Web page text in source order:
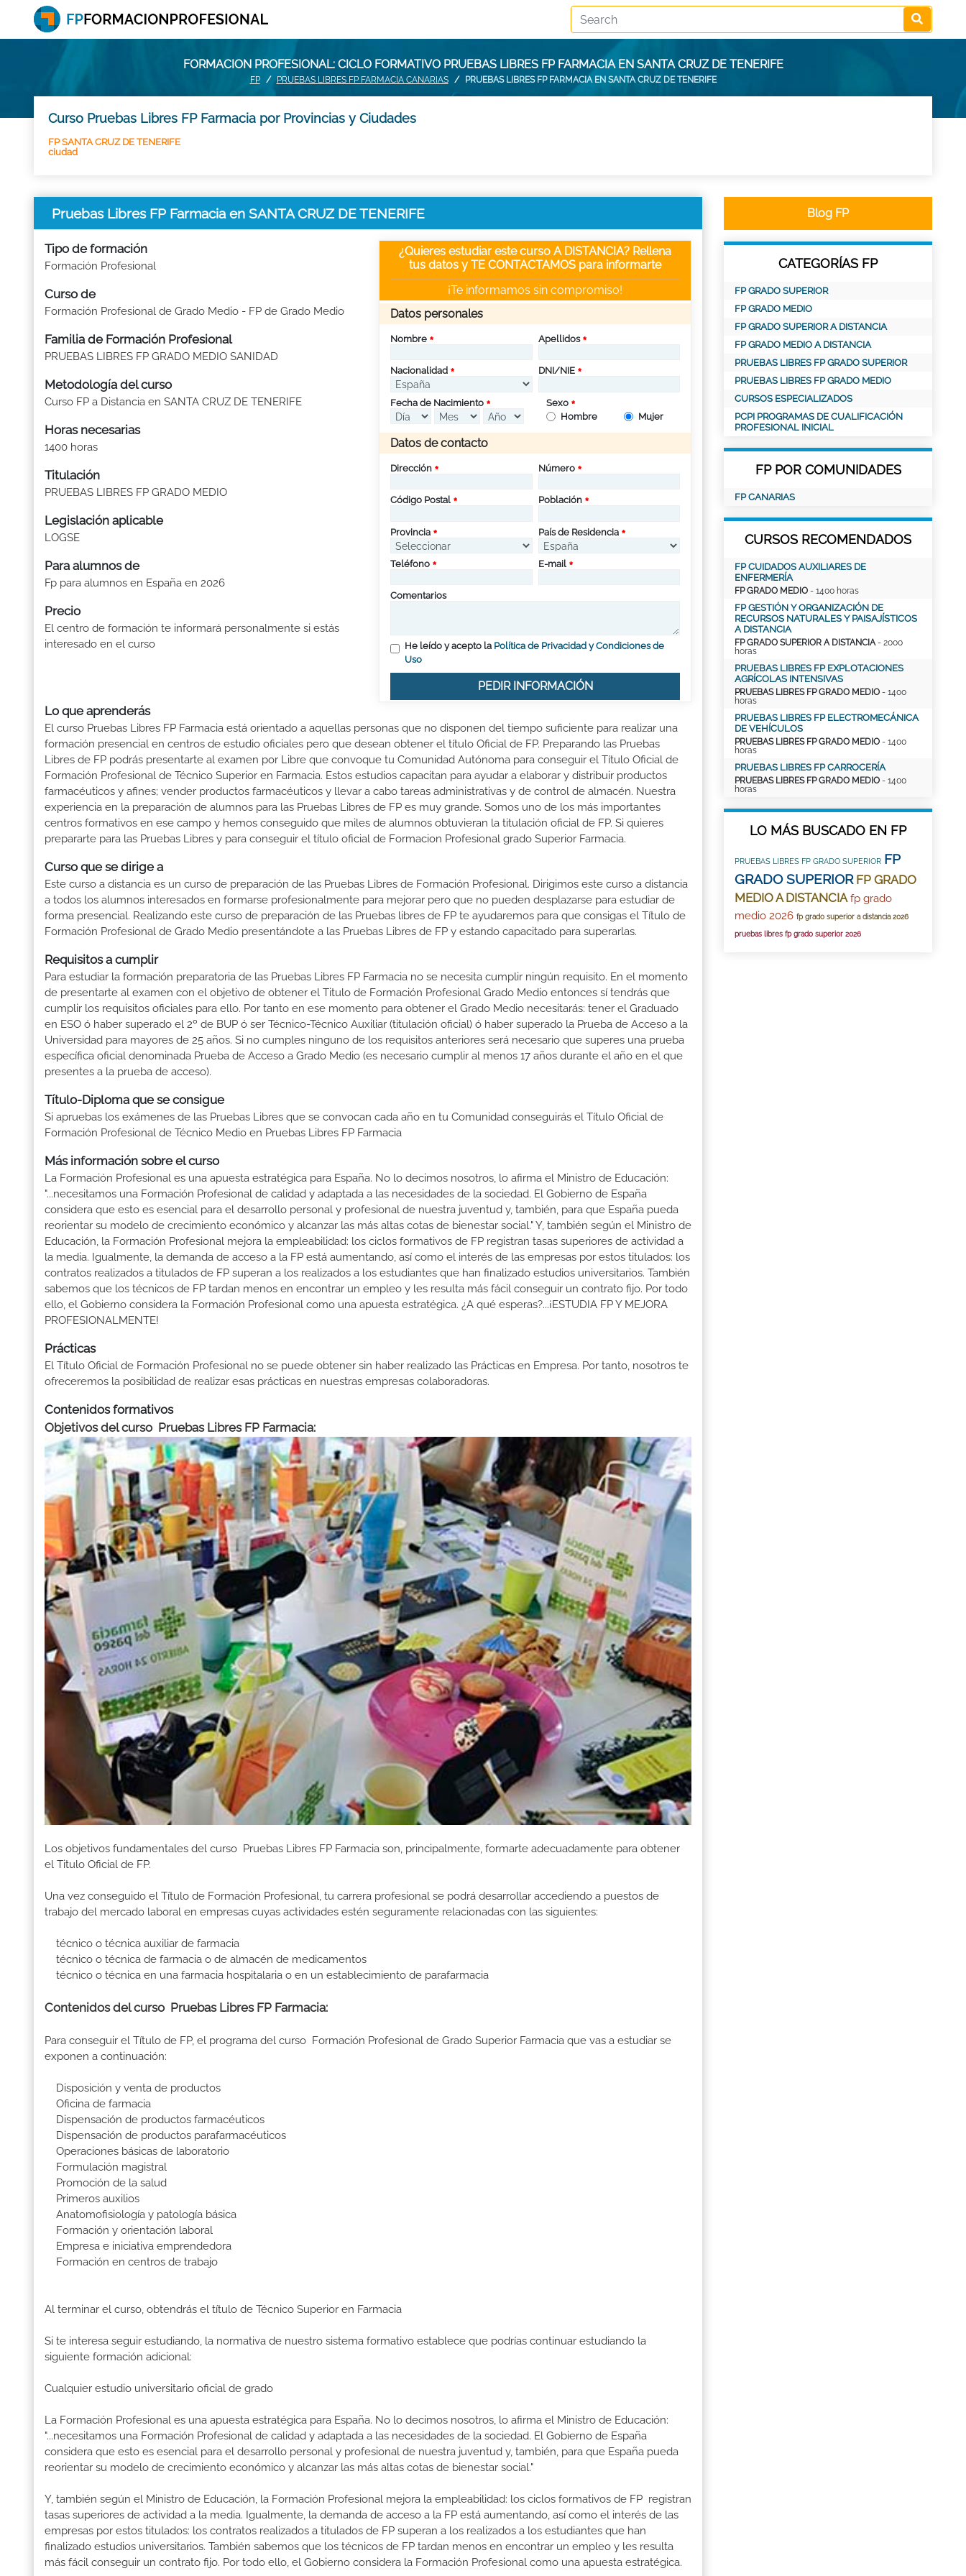
FORMACION PROFESIONAL: CICLO FORMATIVO PRUEBAS LIBRES FP FARMACIA EN SANTA CRUZ DE TENERIFE
FP PRUEBAS LIBRES FP FARMACIA CANARIAS PRUEBAS LIBRES FP FARMACIA EN SANTA CRUZ DE TENERIFE
Curso Pruebas Libres FP Farmacia por Provincias y Ciudades
FP SANTA CRUZ DE TENERIFE
ciudad
Pruebas Libres FP Farmacia en SANTA CRUZ DE TENERIFE
Tipo de formación
Formación Profesional
Curso de
Formación Profesional de Grado Medio - FP de Grado Medio
Familia de Formación Profesional
PRUEBAS LIBRES FP GRADO MEDIO SANIDAD
Metodología del curso
Curso FP a Distancia en SANTA CRUZ DE TENERIFE
Horas necesarias
1400 horas
Titulación
PRUEBAS LIBRES FP GRADO MEDIO
Legislación aplicable
LOGSE
Para alumnos de
Fp para alumnos en España en 2026
Precio
El centro de formación te informará personalmente si estás
interesado en el curso
¿Quieres estudiar este curso A DISTANCIA? Rellena
tus datos y TE CONTACTAMOS para informarte
¡Te informamos sin compromiso!
Datos personales
Nombre Apellidos
Nacionalidad DNI/NIE
Fecha de Nacimiento
Sexo
Hombre
Mujer
Datos de contacto
Dirección Número
Código Postal Población
Provincia País de Residencia
Teléfono E-mail
Comentarios
He leído y acepto la Política de Privacidad y Condiciones de
Uso
PEDIR INFORMACIÓN
Lo que aprenderás
El curso Pruebas Libres FP Farmacia está orientado a aquellas personas que no disponen del tiempo suficiente para realizar una
formación presencial en centros de estudio oficiales pero que desean obtener el título Oficial de FP. Preparando las Pruebas
Libres de FP podrás presentarte al examen por Libre que convoque tu Comunidad Autónoma para conseguir el Título Oficial de
Formación Profesional de Técnico Superior en Farmacia. Estos estudios capacitan para ayudar a elaborar y distribuir productos
farmacéuticos y afines; vender productos farmacéuticos y llevar a cabo tareas administrativas y de control de almacén. Nuestra
experiencia en la preparación de alumnos para las Pruebas Libres de FP es muy grande. Somos uno de los más importantes
centros formativos en ese campo y hemos conseguido que miles de alumnos obtuvieran la titulación oficial de FP. Si quieres
prepararte para las Pruebas Libres y para conseguir el título oficial de Formacion Profesional grado Superior Farmacia.
Curso que se dirige a
Este curso a distancia es un curso de preparación de las Pruebas Libres de Formación Profesional. Dirigimos este curso a distancia
a todos los alumnos interesados en formarse profesionalmente para mejorar pero que no pueden desplazarse para estudiar de
forma presencial. Realizando este curso de preparación de las Pruebas libres de FP te ayudaremos para que consigas el Título de
Formación Profesional de Grado Medio presentándote a las Pruebas Libres de FP y estando capacitado para superarlas.
Requisitos a cumplir
Para estudiar la formación preparatoria de las Pruebas Libres FP Farmacia no se necesita cumplir ningún requisito. En el momento
de presentarte al examen con el objetivo de obtener el Titulo de Formación Profesional Grado Medio entonces sí tendrás que
cumplir los requisitos oficiales para ello. Por tanto en ese momento para obtener el Grado Medio necesitarás: tener el Graduado
en ESO ó haber superado el 2º de BUP ó ser Técnico-Técnico Auxiliar (titulación oficial) ó haber superado la Prueba de Acceso a la
Universidad para mayores de 25 años. Si no cumples ninguno de los requisitos anteriores será necesario que superes una prueba
específica oficial denominada Prueba de Acceso a Grado Medio (es necesario cumplir al menos 17 años durante el año en el que
presentes a la prueba de acceso).
Título-Diploma que se consigue
Si apruebas los exámenes de las Pruebas Libres que se convocan cada año en tu Comunidad conseguirás el Título Oficial de
Formación Profesional de Técnico Medio en Pruebas Libres FP Farmacia
Más información sobre el curso
La Formación Profesional es una apuesta estratégica para España. No lo decimos nosotros, lo afirma el Ministro de Educación:
"...necesitamos una Formación Profesional de calidad y adaptada a las necesidades de la sociedad. El Gobierno de España
considera que esto es esencial para el desarrollo personal y profesional de nuestra juventud y, también, para que España pueda
reorientar su modelo de crecimiento económico y alcanzar las más altas cotas de bienestar social." Y, también según el Ministro de
Educación, la Formación Profesional mejora la empleabilidad: los ciclos formativos de FP registran tasas superiores de actividad a
la media. Igualmente, la demanda de acceso a la FP está aumentando, así como el interés de las empresas por estos titulados: los
contratos realizados a titulados de FP superan a los realizados a los estudiantes que han finalizado estudios universitarios. También
sabemos que los técnicos de FP tardan menos en encontrar un empleo y les resulta más fácil conseguir un contrato fijo. Por todo
ello, el Gobierno considera la Formación Profesional como una apuesta estratégica. ¿A qué esperas?...¡ESTUDIA FP Y MEJORA
PROFESIONALMENTE!
Prácticas
El Título Oficial de Formación Profesional no se puede obtener sin haber realizado las Prácticas en Empresa. Por tanto, nosotros te
ofreceremos la posibilidad de realizar esas prácticas en nuestras empresas colaboradoras.
Contenidos formativos
Objetivos del curso Pruebas Libres FP Farmacia:
Los objetivos fundamentales del curso Pruebas Libres FP Farmacia son, principalmente, formarte adecuadamente para obtener
el Titulo Oficial de FP.
Una vez conseguido el Título de Formación Profesional, tu carrera profesional se podrá desarrollar accediendo a puestos de
trabajo del mercado laboral en empresas cuyas actividades estén seguramente relacionadas con las siguientes:
técnico o técnica auxiliar de farmacia
técnico o técnica de farmacia o de almacén de medicamentos
técnico o técnica en una farmacia hospitalaria o en un establecimiento de parafarmacia
Contenidos del curso Pruebas Libres FP Farmacia:
Para conseguir el Título de FP, el programa del curso Formación Profesional de Grado Superior Farmacia que vas a estudiar se
exponen a continuación:
Disposición y venta de productos
Oficina de farmacia
Dispensación de productos farmacéuticos
Dispensación de productos parafarmacéuticos
Operaciones básicas de laboratorio
Formulación magistral
Promoción de la salud
Primeros auxilios
Anatomofisiología y patología básica
Formación y orientación laboral
Empresa e iniciativa emprendedora
Formación en centros de trabajo
Al terminar el curso, obtendrás el título de Técnico Superior en Farmacia
Si te interesa seguir estudiando, la normativa de nuestro sistema formativo establece que podrías continuar estudiando la
siguiente formación adicional:
Cualquier estudio universitario oficial de grado
La Formación Profesional es una apuesta estratégica para España. No lo decimos nosotros, lo afirma el Ministro de Educación:
"...necesitamos una Formación Profesional de calidad y adaptada a las necesidades de la sociedad. El Gobierno de España
considera que esto es esencial para el desarrollo personal y profesional de nuestra juventud y, también, para que España pueda
reorientar su modelo de crecimiento económico y alcanzar las más altas cotas de bienestar social."
Y, también según el Ministro de Educación, la Formación Profesional mejora la empleabilidad: los ciclos formativos de FP registran
tasas superiores de actividad a la media. Igualmente, la demanda de acceso a la FP está aumentando, así como el interés de las
empresas por estos titulados: los contratos realizados a titulados de FP superan a los realizados a los estudiantes que han
finalizado estudios universitarios. También sabemos que los técnicos de FP tardan menos en encontrar un empleo y les resulta
más fácil conseguir un contrato fijo. Por todo ello, el Gobierno considera la Formación Profesional como una apuesta estratégica.
Blog FP
CATEGORÍAS FP
FP GRADO SUPERIOR
FP GRADO MEDIO
FP GRADO SUPERIOR A DISTANCIA
FP GRADO MEDIO A DISTANCIA
PRUEBAS LIBRES FP GRADO SUPERIOR
PRUEBAS LIBRES FP GRADO MEDIO
CURSOS ESPECIALIZADOS
PCPI PROGRAMAS DE CUALIFICACIÓN
PROFESIONAL INICIAL
FP POR COMUNIDADES
FP CANARIAS
CURSOS RECOMENDADOS
FP CUIDADOS AUXILIARES DE
ENFERMERÍA
FP GRADO MEDIO - 1400 horas
FP GESTIÓN Y ORGANIZACIÓN DE
RECURSOS NATURALES Y PAISAJÍSTICOS
A DISTANCIA
FP GRADO SUPERIOR A DISTANCIA- 2000
horas
PRUEBAS LIBRES FP EXPLOTACIONES
AGRÍCOLAS INTENSIVAS
PRUEBAS LIBRES FP GRADO MEDIO - 1400
horas
PRUEBAS LIBRES FP ELECTROMECÁNICA
DE VEHÍCULOS
PRUEBAS LIBRES FP GRADO MEDIO - 1400
horas
PRUEBAS LIBRES FP CARROCERÍA
PRUEBAS LIBRES FP GRADO MEDIO - 1400
horas
LO MÁS BUSCADO EN FP
PRUEBAS LIBRES FP GRADO SUPERIOR FP
GRADO SUPERIOR FP GRADO
MEDIO A DISTANCIA fp grado
medio 2026 fp grado superior a distancia 2026
pruebas libres fp grado superior 2026